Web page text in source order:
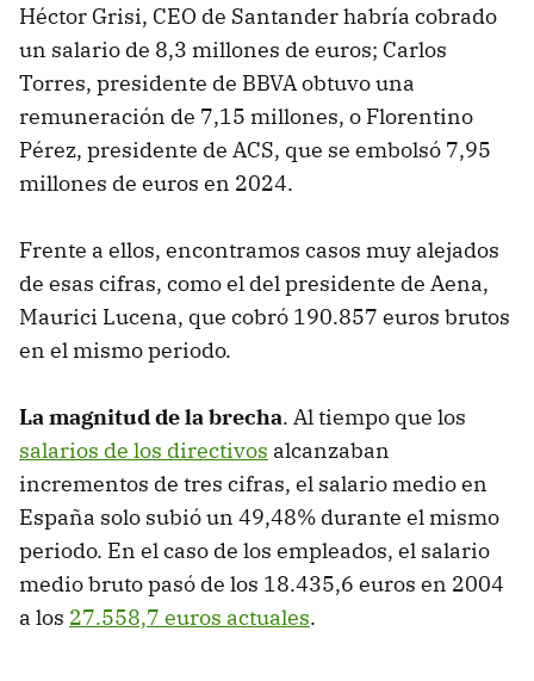
Héctor Grisi, CEO de Santander habría cobrado
un salario de 8,3 millones de euros; Carlos
Torres, presidente de BBVA obtuvo una
remuneración de 7,15 millones, o Florentino
Pérez, presidente de ACS, que se embolsó 7,95
millones de euros en 2024.
Frente a ellos, encontramos casos muy alejados
de esas cifras, como el del presidente de Aena,
Maurici Lucena, que cobró 190.857 euros brutos
en el mismo periodo.
La magnitud de la brecha. Al tiempo que los
salarios de los directivos alcanzaban
incrementos de tres cifras, el salario medio en
España solo subió un 49,48% durante el mismo
periodo. En el caso de los empleados, el salario
medio bruto pasó de los 18.435,6 euros en 2004
a los 27.558,7 euros actuales.